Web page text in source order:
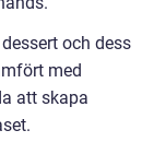
och dess
med
att skapa